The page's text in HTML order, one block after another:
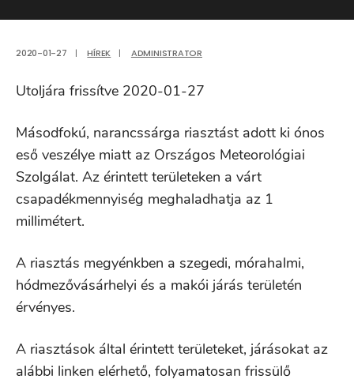
2020-01-27 | HÍREK | ADMINISTRATOR
Utoljára frissítve 2020-01-27
Másodfokú, narancssárga riasztást adott ki ónos
eső veszélye miatt az Országos Meteorológiai
Szolgálat. Az érintett területeken a várt
csapadékmennyiség meghaladhatja az 1
millimétert.
A riasztás megyénkben a szegedi, mórahalmi,
hódmezővásárhelyi és a makói járás területén
érvényes.
A riasztások által érintett területeket, járásokat az
alábbi linken elérhető, folyamatosan frissülő